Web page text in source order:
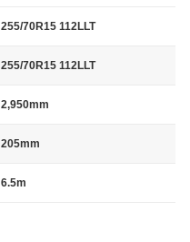
255/70R15 112LLT
255/70R15 112LLT
2,950mm
205mm
6.5m